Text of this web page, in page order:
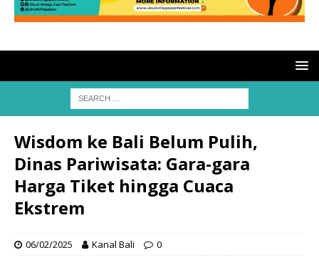
Wisdom ke Bali Belum Pulih,
Dinas Pariwisata: Gara-gara
Harga Tiket hingga Cuaca
Ekstrem
06/02/2025 Kanal Bali 0